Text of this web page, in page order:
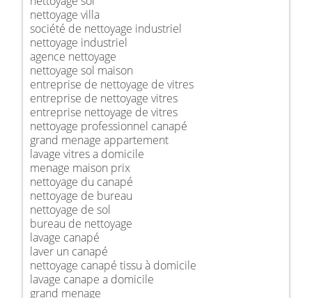
nettoyage villa
société de nettoyage industriel
nettoyage industriel
agence nettoyage
nettoyage sol maison
entreprise de nettoyage de vitres
entreprise de nettoyage vitres
entreprise nettoyage de vitres
nettoyage professionnel canapé
grand menage appartement
lavage vitres a domicile
menage maison prix
nettoyage du canapé
nettoyage de bureau
nettoyage de sol
bureau de nettoyage
lavage canapé
laver un canapé
nettoyage canapé tissu à domicile
lavage canape a domicile
grand menage